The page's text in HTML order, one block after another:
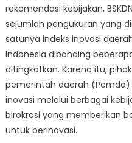
rekomendasi kebijakan,
sejumlah pengukuran yang
satunya indeks inovasi
Indonesia dibanding
ditingkatkan. Karena itu,
pemerintah daerah
inovasi melalui berbagai
birokrasi yang memberikan
untuk berinovasi.